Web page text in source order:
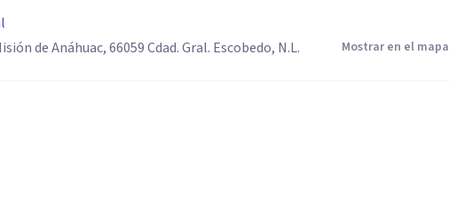
de Anáhuac, 66059 Cdad. Gral. Escobedo, N.L.
Mostrar en el mapa